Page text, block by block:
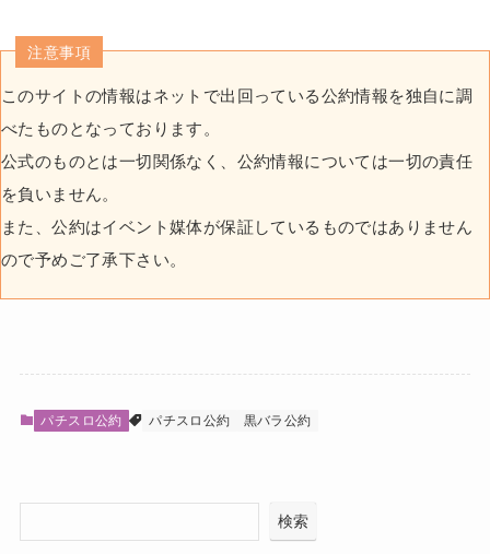
注意事項
このサイトの情報はネットで出回っている公約情報を独自に調
べたものとなっております。
公式のものとは一切関係なく、公約情報については一切の責任
を負いません。
また、公約はイベント媒体が保証しているものではありません
ので予めご了承下さい。
パチスロ公約 パチスロ公約 黒バラ公約
検索